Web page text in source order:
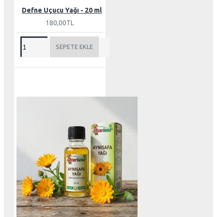
Defne Uçucu Yağı - 20 ml
180,00TL
SEPETE EKLE